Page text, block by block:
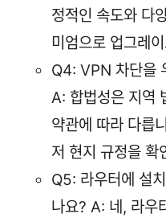
정적인 속도와 다
미엄으로 업그레
Q4: VPN 차단을
A: 합법성은 지역
약관에 따라 다릅
저 현지 규정을 확
Q5: 라우터에 설
나요? A: 네, 라우